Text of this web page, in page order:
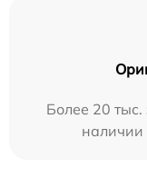
Более 20 тыс.
наличии